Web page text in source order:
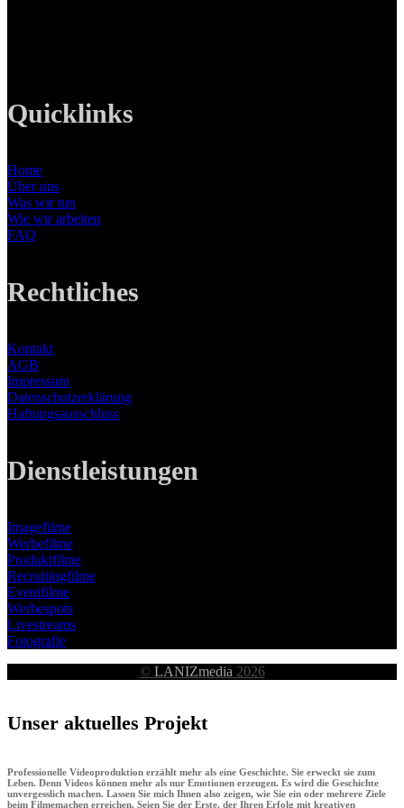
Quicklinks
Home
Über uns
Was wir tun
Wie wir arbeiten
FAQ
Rechtliches
Kontakt
AGB
Impressum
Datenschutzerklärung
Haftungsausschluss
Dienstleistungen
Imagefilme
Werbefilme
Produktfilme
Recruitingfilme
Eventfilme
Werbespots
Livestreams
Fotografie
© LANIZmedia 2026
Unser aktuelles Projekt
Professionelle Videoproduktion erzählt mehr als eine Geschichte. Sie erweckt sie zum
Leben. Denn Videos können mehr als nur Emotionen erzeugen. Es wird die Geschichte
unvergesslich machen. Lassen Sie mich Ihnen also zeigen, wie Sie ein oder mehrere Ziele
beim Filmemachen erreichen. Seien Sie der Erste, der Ihren Erfolg mit kreativen